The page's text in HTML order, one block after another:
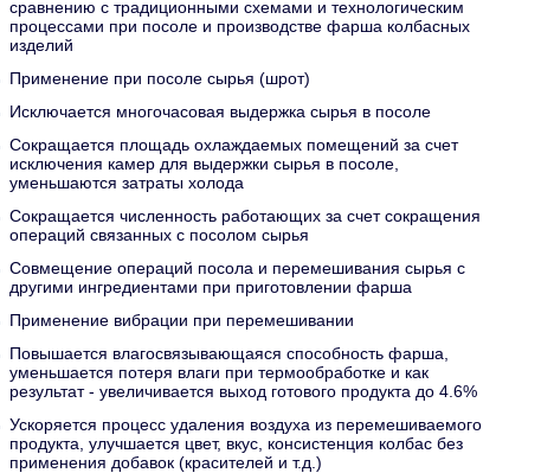
сравнению с традиционными схемами и технологическим
процессами при посоле и производстве фарша колбасных
изделий
Применение при посоле сырья (шрот)
Исключается многочасовая выдержка сырья в посоле
Сокращается площадь охлаждаемых помещений за счет
исключения камер для выдержки сырья в посоле,
уменьшаются затраты холода
Сокращается численность работающих за счет сокращения
операций связанных с посолом сырья
Совмещение операций посола и перемешивания сырья с
другими ингредиентами при приготовлении фарша
Применение вибрации при перемешивании
Повышается влагосвязывающаяся способность фарша,
уменьшается потеря влаги при термообработке и как
результат - увеличивается выход готового продукта до 4.6%
Ускоряется процесс удаления воздуха из перемешиваемого
продукта, улучшается цвет, вкус, консистенция колбас без
применения добавок (красителей и т.д.)